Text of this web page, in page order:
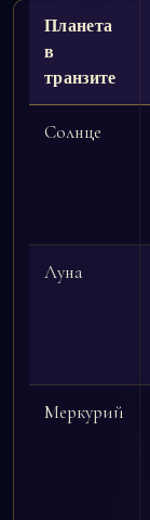
Планета
в
транзите
Солнце
Луна
Меркурий